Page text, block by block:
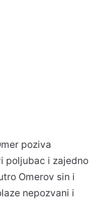
poziva
poljubac i zajedno
Omerov sin i
nepozvani i